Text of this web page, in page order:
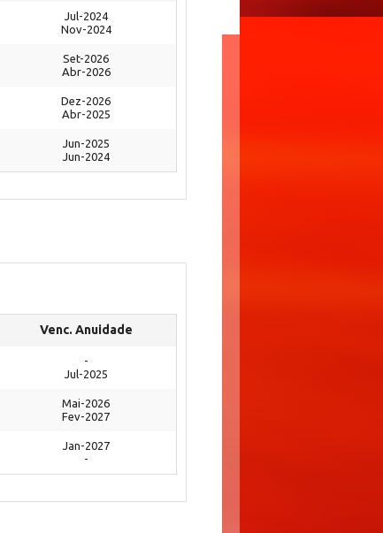
Jul-2024
Nov-2024
Set-2026
Abr-2026
Dez-2026
Abr-2025
Jun-2025
Jun-2024
Venc. Anuidade
-
Jul-2025
Mai-2026
Fev-2027
Jan-2027
-